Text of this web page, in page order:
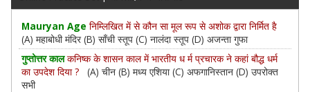
Mauryan Age निम्लिखित में से कौन सा मूल रूप से अशोक द्वारा निर्मित है
(A) महाबोधी मंदिर (B) साँची स्तूप (C) नालंदा स्तूप (D) अजन्ता गुफा
गुप्तोत्तर कालकनिष्क के शासन काल में भारतीय ध र्म प्रचारक ने कहां बौद्ध धर्म
का उपदेश दिया ? (A) चीन (B) मध्य एशिया (C) अफगानिस्तान (D) उपरोक्त
सभी